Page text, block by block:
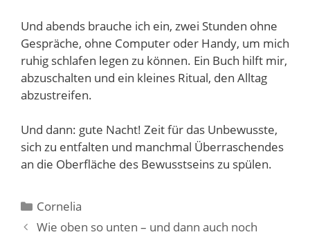
Und abends brauche ich ein, zwei Stunden ohne
Gespräche, ohne Computer oder Handy, um mich
ruhig schlafen legen zu können. Ein Buch hilft mir,
abzuschalten und ein kleines Ritual, den Alltag
abzustreifen.
Und dann: gute Nacht! Zeit für das Unbewusste,
sich zu entfalten und manchmal Überraschendes
an die Oberfläche des Bewusstseins zu spülen.
Kategorien
Cornelia
Wie oben so unten – und dann auch noch